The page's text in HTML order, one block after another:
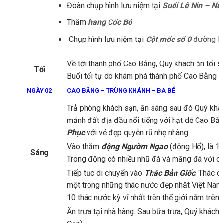
Đoàn chụp hình lưu niệm tại Suối Lê Nin –
Thăm hang Cốc Bó
Chụp hình lưu niệm tại Cột mốc số 0 đường
Tối
Về tới thành phố Cao Bằng, Quý khách ăn
Buổi tối tự do khám phá thành phố Cao Bằng
NGÀY 02 CAO BẰNG – TRÙNG KHÁNH – BA BỂ
Sáng
Trả phòng khách sạn, ăn sáng sau đó Quý
mảnh đất địa đầu nổi tiếng với hạt dẻ Cao
Phụcvới vẻ đẹp quyễn rũ nhẹ nhàng.
Vào thăm động Ngườm Ngao(động Hổ), là
Trong động có nhiều nhũ đá và măng đá với
Tiếp tục di chuyển vào Thác Bản Giốc. Thác
một trong những thác nước đẹp nhất Việt
10 thác nước kỳ vĩ nhất trên thế giới nằm
Ăn trưa tại nhà hàng. Sau bữa trưa, Quý